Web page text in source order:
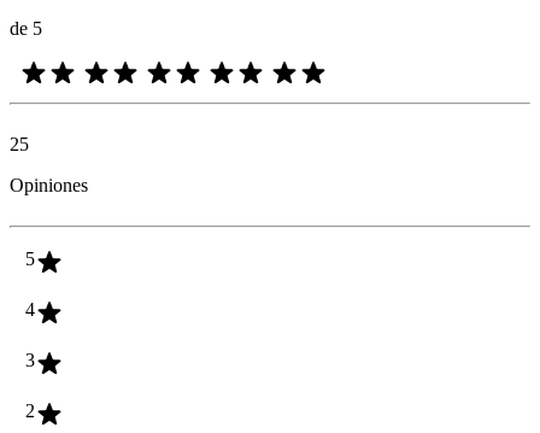
de 5
25
Opiniones
5
4
3
2